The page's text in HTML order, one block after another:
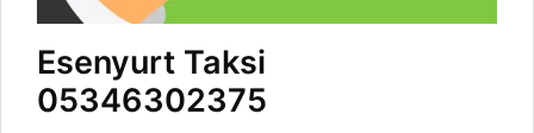
Esenyurt Taksi
05346302375